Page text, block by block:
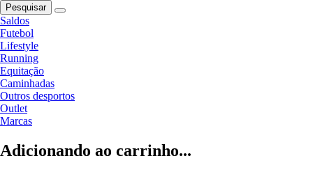
Pesquisar
Saldos
Futebol
Lifestyle
Running
Equitação
Caminhadas
Outros desportos
Outlet
Marcas
Adicionando ao carrinho...